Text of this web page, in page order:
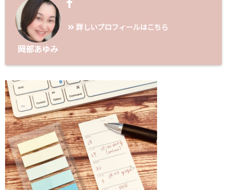
岡部あゆみ
詳しいプロフィールはこちら